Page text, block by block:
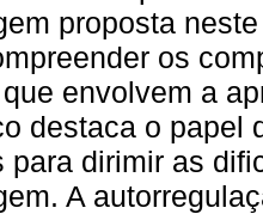
proposta
os
envolvem a
destaca o papel
para dirimir as
A